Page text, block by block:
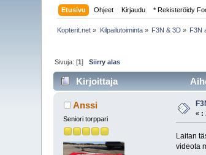
Etusivu Ohjeet Kirjaudu * Rekisteröidy
Kopterit.net » Kilpailutoiminta» F3N & 3D » F3N
Sivuja: [1]Siirry alas
Kirjoittaja
Anssi
Seniori torppari
« :
Laitan
videota